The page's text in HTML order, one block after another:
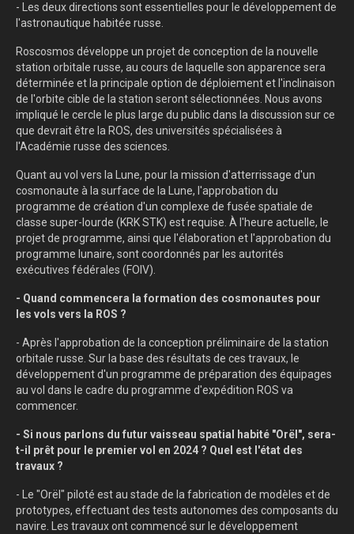
- Les deux directions sont essentielles pour le développement de
l'astronautique habitée russe.
Roscosmos développe un projet de conception de la nouvelle
station orbitale russe, au cours de laquelle son apparence sera
déterminée et la principale option de déploiement et l'inclinaison
de l'orbite cible de la station seront sélectionnées. Nous avons
impliqué le cercle le plus large du public dans la discussion sur ce
que devrait être la ROS, des universités spécialisées à
l'Académie russe des sciences.
Quant au vol vers la Lune, pour la mission d'atterrissage d'un
cosmonaute à la surface de la Lune, l'approbation du
programme de création d'un complexe de fusée spatiale de
classe super-lourde (KRK STK) est requise. À l'heure actuelle, le
projet de programme, ainsi que l'élaboration et l'approbation du
programme lunaire, sont coordonnés par les autorités
exécutives fédérales (FOIV).
- Quand commencera la formation des cosmonautes pour
les vols vers la ROS ?
- Après l'approbation de la conception préliminaire de la station
orbitale russe. Sur la base des résultats de ces travaux, le
développement d'un programme de préparation des équipages
au vol dans le cadre du programme d'expédition ROS va
commencer.
- Si nous parlons du futur vaisseau spatial habité "Orël", sera-
t-il prêt pour le premier vol en 2024 ? Quel est l'état des
travaux ?
- Le "Orël" piloté est au stade de la fabrication de modèles et de
prototypes, effectuant des tests autonomes des composants du
navire. Les travaux ont commencé sur le développement